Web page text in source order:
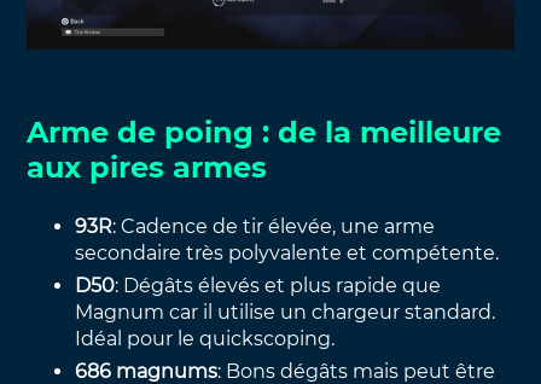
Arme de poing : de la meilleure
aux pires armes
93R: Cadence de tir élevée, une arme
secondaire très polyvalente et compétente.
D50: Dégâts élevés et plus rapide que
Magnum car il utilise un chargeur standard.
Idéal pour le quickscoping.
686 magnums: Bons dégâts mais peut être